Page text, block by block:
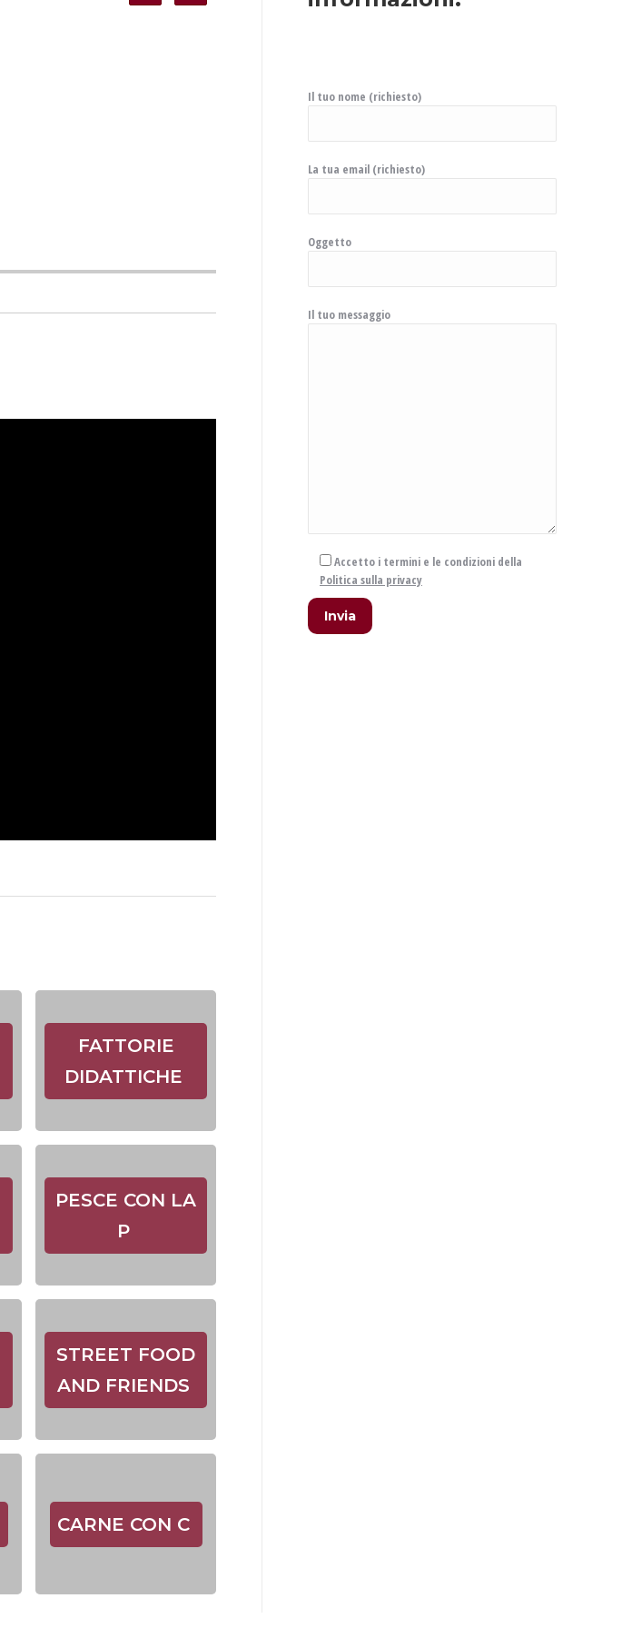
FATTORIE
DIDATTICHE
PESCE CON LA
P
STREET FOOD
AND FRIENDS
CARNE CON C
Il tuo nome (richiesto)
La tua email (richiesto)
Oggetto
Il tuo messaggio
Accetto i termini e le condizioni della
Politica sulla privacy